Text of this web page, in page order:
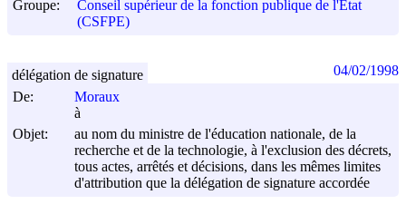
Groupe:
Conseil supérieur de la fonction publique de l'Etat
(CSFPE)
De:
Moraux
à
Objet:
au nom du ministre de l'éducation nationale, de la
recherche et de la technologie, à l'exclusion des décrets,
tous actes, arrêtés et décisions, dans les mêmes limites
d'attribution que la délégation de signature accordée
délégation de signature 04/02/1998